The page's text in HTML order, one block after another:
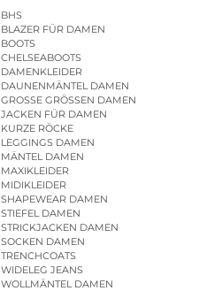
BHS
BLAZER FÜR DAMEN
BOOTS
CHELSEABOOTS
DAMENKLEIDER
DAUNENMÄNTEL DAMEN
GROSSE GRÖSSEN DAMEN
JACKEN FÜR DAMEN
KURZE RÖCKE
LEGGINGS DAMEN
MÄNTEL DAMEN
MAXIKLEIDER
MIDIKLEIDER
SHAPEWEAR DAMEN
STIEFEL DAMEN
STRICKJACKEN DAMEN
SOCKEN DAMEN
TRENCHCOATS
WIDELEG JEANS
WOLLMÄNTEL DAMEN